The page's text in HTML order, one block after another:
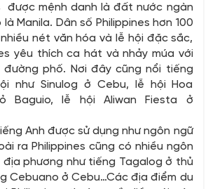
được mệnh danh là đất nước ngàn
Manila. Dân số Philippines hơn 100
nét văn hóa và lễ hội đặc sắc,
yêu thích ca hát và nhảy múa với
đường phố. Nơi đây cũng nổi tiếng
như Sinulog ở Cebu, lễ hội Hoa
ỏ Baguio, lễ hội Aliwan Fiesta ở
Anh được sử dụng như ngôn ngữ
ra Philippines cũng có nhiều ngôn
địa phương như tiếng Tagalog ở thủ
Cebuano ở Cebu…Các địa điểm du